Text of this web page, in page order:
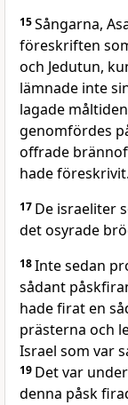
15Sångarna,
föreskriften
och Jedutun,
lämnade inte
lagade
genomfördes
offrade
hade föreskrivit.
17 De israeliter
det osyrade
18Inte sedan
sådant
hade firat en
prästerna och
Israel som var
19 Det var
denna påsk